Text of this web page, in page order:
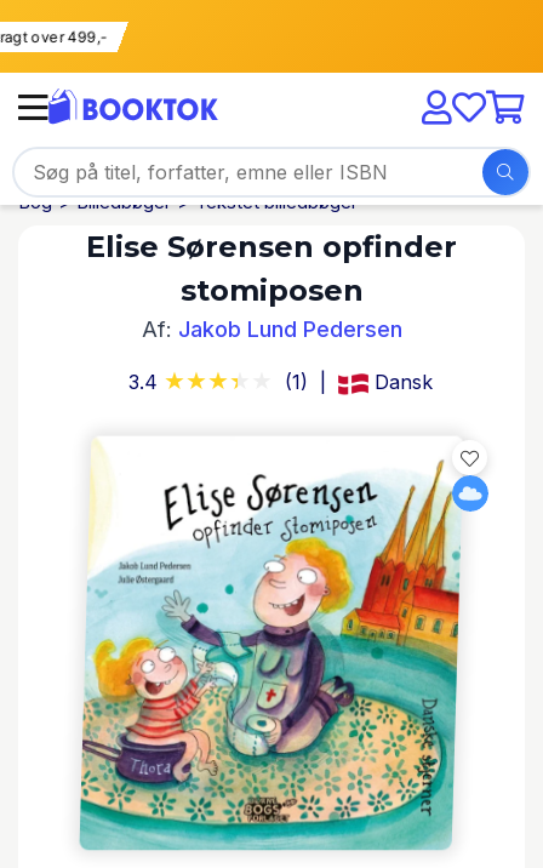
fragt over 499,-
Bog Billedbøger Tekstet billedbøger
Elise Sørensen opfinder
stomiposen
Af: Jakob Lund Pedersen
3.4 (1) Dansk